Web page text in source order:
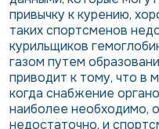
привычку к курению,
таких спортсменов
курильщиков
газом путем
приводит к тому, что в
когда снабжение
наиболее необходимо,
недостаточно, и